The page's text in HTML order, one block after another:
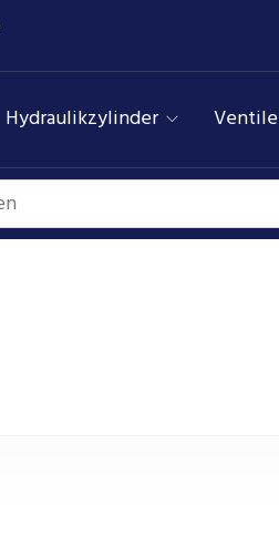
Hydraulikzylinder Ventile